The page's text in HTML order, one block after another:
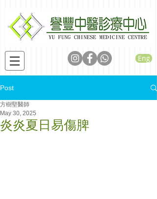
Eng
Post
炎炎夏日易傷脾
方樹堅醫師
May 30, 2025